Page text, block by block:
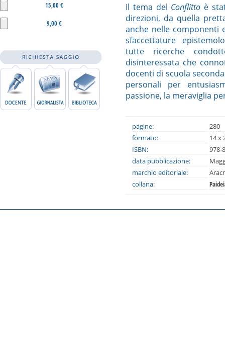
15,00 €
9,00 €
Il tema del Conflitto è
direzioni, da quella
anche nelle componenti
sfaccettature
tutte ricerche
disinteressata che
docenti di scuola
personali per
passione, la meraviglia
pagine:
280
formato:
14 x
ISBN:
978-
data pubblicazione:
marchio editoriale:
collana: